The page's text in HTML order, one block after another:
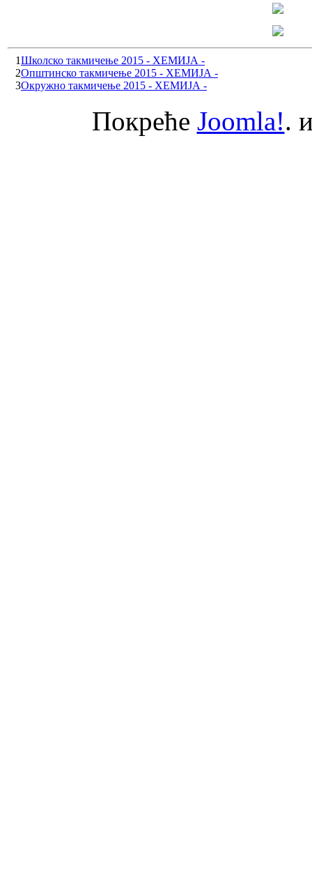
1Школско такмичење 2015 - ХЕМИЈА -
2Општинско такмичење 2015 - ХЕМИЈА -
3Окружно такмичење 2015 - ХЕМИЈА -
Покреће Joomla!.